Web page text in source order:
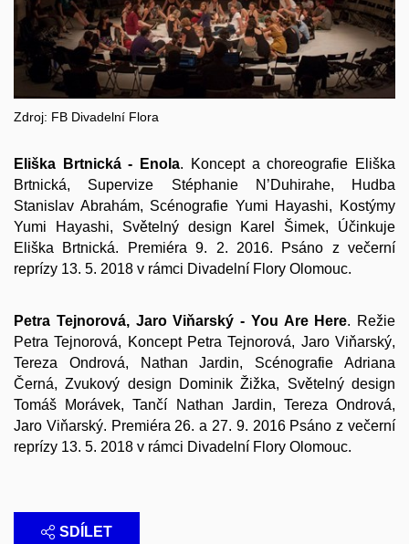
Zdroj: FB Divadelní Flora
Eliška Brtnická - Enola. Koncept a choreografie Eliška
Brtnická, Supervize Stéphanie N’Duhirahe, Hudba
Stanislav Abrahám, Scénografie Yumi Hayashi, Kostýmy
Yumi Hayashi, Světelný design Karel Šimek, Účinkuje
Eliška Brtnická. Premiéra 9. 2. 2016. Psáno z večerní
reprízy 13. 5. 2018 v rámci Divadelní Flory Olomouc.
Petra Tejnorová, Jaro Viňarský - You Are Here. Režie
Petra Tejnorová, Koncept Petra Tejnorová, Jaro Viňarský,
Tereza Ondrová, Nathan Jardin, Scénografie Adriana
Černá, Zvukový design Dominik Žižka, Světelný design
Tomáš Morávek, Tančí Nathan Jardin, Tereza Ondrová,
Jaro Viňarský. Premiéra 26. a 27. 9. 2016 Psáno z večerní
reprízy 13. 5. 2018 v rámci Divadelní Flory Olomouc.
SDÍLET